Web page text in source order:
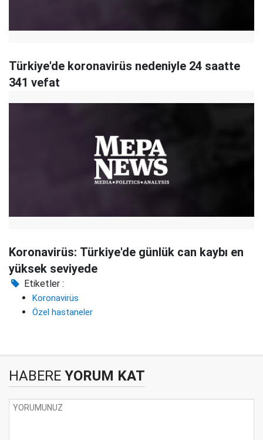
Türkiye'de koronavirüs nedeniyle 24 saatte
341 vefat
Koronavirüs: Türkiye'de günlük can kaybı en
yüksek seviyede
Etiketler :
Koronavirüs
Özel hastaneler
HABERE YORUM KAT